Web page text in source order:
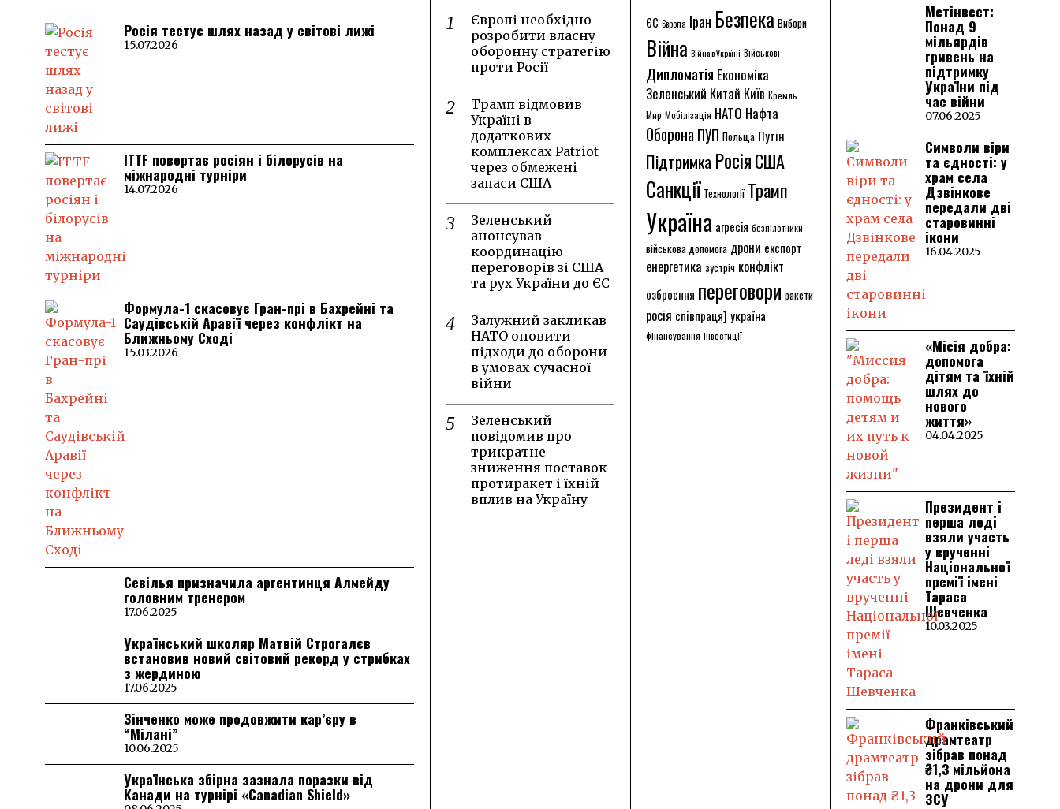
Росія тестує шлях назад у світові лижі
15.07.2026
ITTF повертає росіян і білорусів на
міжнародні турніри
14.07.2026
Формула-1 скасовує Гран-прі в Бахрейні та
Саудівській Аравії через конфлікт на
Ближньому Сході
15.03.2026
Севілья призначила аргентинця Алмейду
головним тренером
17.06.2025
Український школяр Матвій Строгалєв
встановив новий світовий рекорд у стрибках
з жердиною
17.06.2025
Зінченко може продовжити кар’єру в
“Мілані”
10.06.2025
Українська збірна зазнала поразки від
Канади на турнірі «Canadian Shield»
Європі необхідно
розробити власну
оборонну стратегію
проти Росії
Трамп відмовив
Україні в
додаткових
комплексах Patriot
через обмежені
запаси США
Зеленський
анонсував
координацію
переговорів зі США
та рух України до ЄС
Залужний закликав
НАТО оновити
підходи до оборони
в умовах сучасної
війни
Зеленський
повідомив про
трикратне
зниження поставок
протиракет і їхній
вплив на Україну
ЄС Європа Іран Безпека Вибори
Війна Війна в Україні Військові
Дипломатія Економіка
Зеленський Китай Київ Кремль
Мир Мобілізація НАТО Нафта
ОборонаПУП Польща Путін
Підтримка РосіяСША
Санкції Технології Трамп
Україна агресія безпілотники
військова допомога дрони експорт
енергетика зустріч конфлікт
озброєння переговори ракети
росія співпраця] україна
фінансування інвестиції
Метінвест:
Понад 9
мільярдів
гривень на
підтримку
України під
час війни
07.06.2025
Символи віри
та єдності: у
храм села
Дзвінкове
передали дві
старовинні
ікони
16.04.2025
«Місія добра:
допомога
дітям та їхній
шлях до
нового
життя»
04.04.2025
Президент і
перша леді
взяли участь
у врученні
Національної
премії імені
Тараса
Шевченка
10.03.2025
Франківський
драмтеатр
зібрав понад
₴1,3 мільйона
на дрони для
ЗСУ